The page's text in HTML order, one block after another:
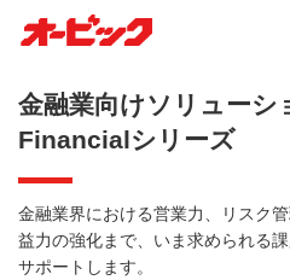
金融業向けソリューシ
Financialシリーズ
金融業界における営業力、リスク
益力の強化まで、いま求められる
サポートします。